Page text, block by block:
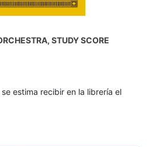
STUDY SCORE
estima recibir en la librería el